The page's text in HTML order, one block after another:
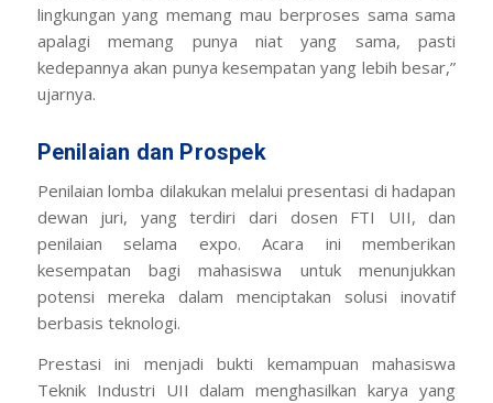
lingkungan yang memang mau berproses sama sama
apalagi memang punya niat yang sama, pasti
kedepannya akan punya kesempatan yang lebih besar,”
ujarnya.
Penilaian dan Prospek
Penilaian lomba dilakukan melalui presentasi di hadapan
dewan juri, yang terdiri dari dosen FTI UII, dan
penilaian selama expo. Acara ini memberikan
kesempatan bagi mahasiswa untuk menunjukkan
potensi mereka dalam menciptakan solusi inovatif
berbasis teknologi.
Prestasi ini menjadi bukti kemampuan mahasiswa
Teknik Industri UII dalam menghasilkan karya yang